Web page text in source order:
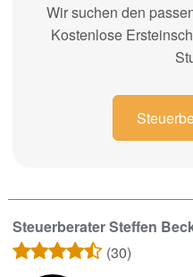
Wir suchen den
Kostenlose
Steuerberater Steffen
(30)